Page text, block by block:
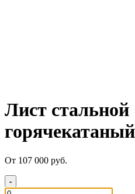
Лист стальной
От 107 000 руб.
-